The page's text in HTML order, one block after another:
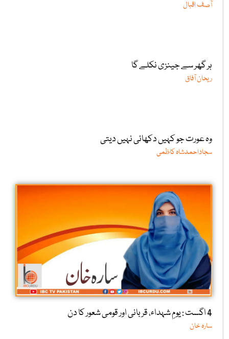
آصف اقبال
ہر گھر سے جینزی نکلے گا
ریحان آفاق
وہ عورت جو کہیں دکھائی نہیں دیتی
سجاداحمدشاہ کاظمی
4 اگست : یومِ شہداء، قربانی اور قومی شعور کا دن
سارہ خان